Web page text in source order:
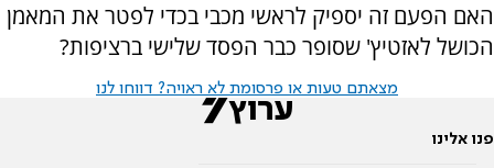
האם הפעם זה יספיק לראשי מכבי בכדי לפטר את המאמן
הכושל לאזטיץ' שסופר כבר הפסד שלישי ברציפות?
מצאתם טעות או פרסומת לא ראויה? דווחו לנו
פנו אלינו